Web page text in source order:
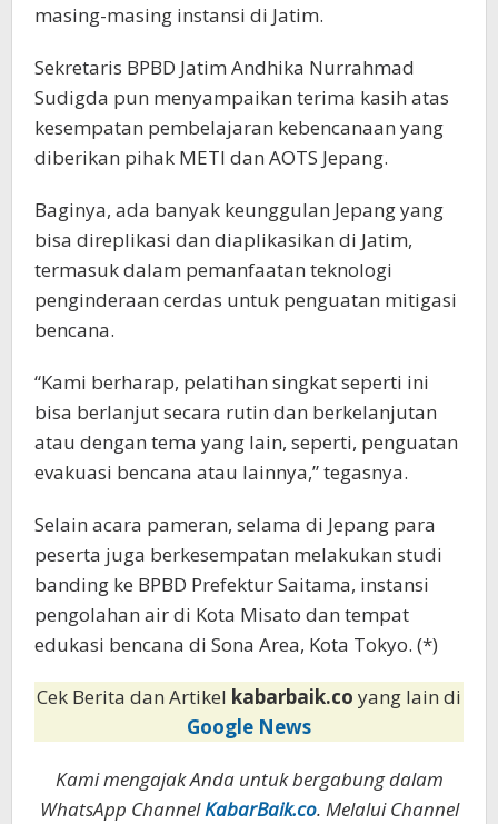
masing-masing instansi di Jatim.
Sekretaris BPBD Jatim Andhika Nurrahmad
Sudigda pun menyampaikan terima kasih atas
kesempatan pembelajaran kebencanaan yang
diberikan pihak METI dan AOTS Jepang.
Baginya, ada banyak keunggulan Jepang yang
bisa direplikasi dan diaplikasikan di Jatim,
termasuk dalam pemanfaatan teknologi
penginderaan cerdas untuk penguatan mitigasi
bencana.
“Kami berharap, pelatihan singkat seperti ini
bisa berlanjut secara rutin dan berkelanjutan
atau dengan tema yang lain, seperti, penguatan
evakuasi bencana atau lainnya,” tegasnya.
Selain acara pameran, selama di Jepang para
peserta juga berkesempatan melakukan studi
banding ke BPBD Prefektur Saitama, instansi
pengolahan air di Kota Misato dan tempat
edukasi bencana di Sona Area, Kota Tokyo. (*)
Cek Berita dan Artikel kabarbaik.co yang lain di
Google News
Kami mengajak Anda untuk bergabung dalam
WhatsApp ChannelKabarBaik.co. Melalui Channel